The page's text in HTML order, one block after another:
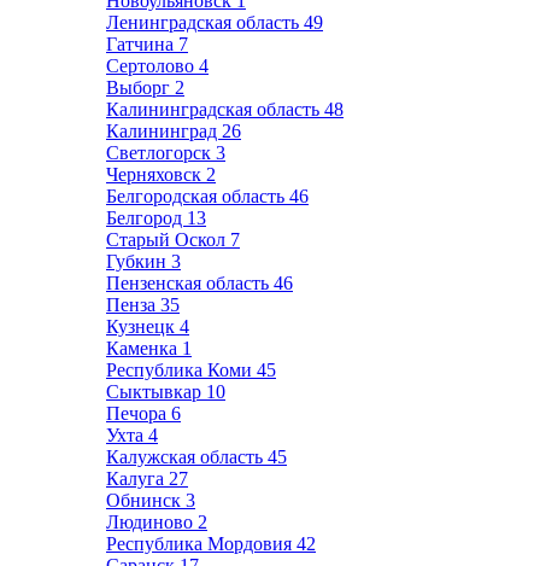
Ленинградская область 49
Гатчина 7
Сертолово 4
Выборг 2
Калининградская область 48
Калининград 26
Светлогорск 3
Черняховск 2
Белгородская область 46
Белгород 13
Старый Оскол 7
Губкин 3
Пензенская область 46
Пенза 35
Кузнецк 4
Каменка 1
Республика Коми 45
Сыктывкар 10
Печора 6
Ухта 4
Калужская область 45
Калуга 27
Обнинск 3
Людиново 2
Республика Мордовия 42